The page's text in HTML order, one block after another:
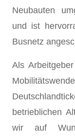
Neubauten
und ist
Busnetz
Als
betrieblichen
wir auf